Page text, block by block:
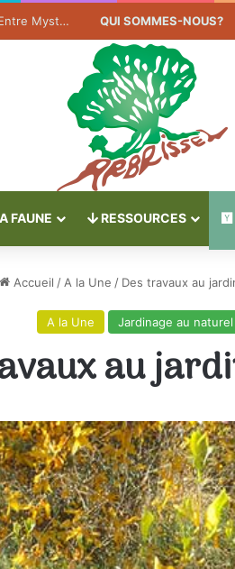
Le Gui : Une Plante Fascinante Entre Mystère et Légende QUI SOMMES-NOUS?
FAUNE RESSOURCES
Accueil / A la Une / Des travaux au
A la Une Jardinage au naturel
au